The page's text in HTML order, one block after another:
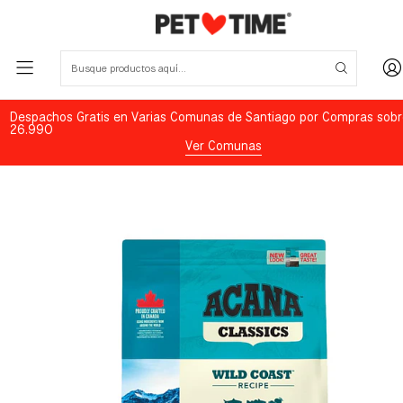
Despachos Gratis en Varias Comunas de Santiago por Compras
26.990
Ver Comunas